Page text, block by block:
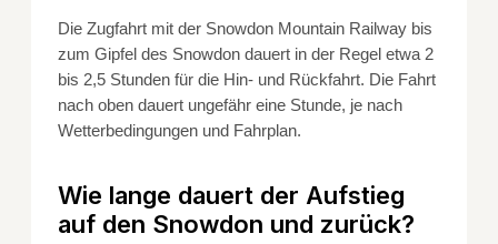
Die Zugfahrt mit der Snowdon Mountain Railway bis
zum Gipfel des Snowdon dauert in der Regel etwa 2
bis 2,5 Stunden für die Hin- und Rückfahrt. Die Fahrt
nach oben dauert ungefähr eine Stunde, je nach
Wetterbedingungen und Fahrplan.
Wie lange dauert der Aufstieg
auf den Snowdon und zurück?